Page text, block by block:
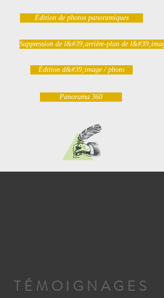
Édition de photos panoramiques
Suppression de l&#39;arrière-plan de
Édition d&#39;image / photo
Panorama 360
TÉMOIGNAGES